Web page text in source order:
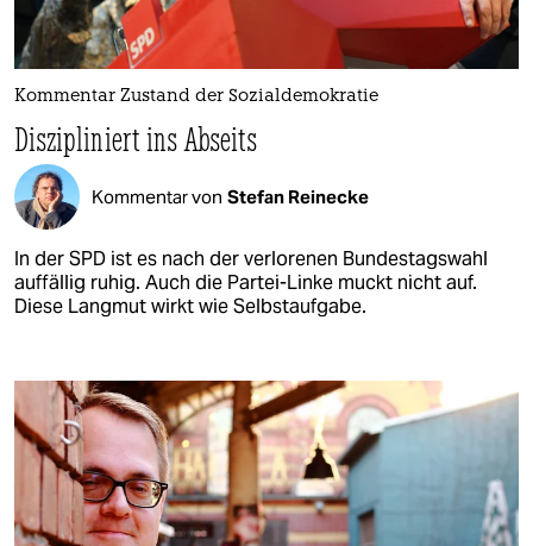
Kommentar Zustand der Sozialdemokratie
Diszipliniert ins Abseits
Kommentar von Stefan Reinecke
In der SPD ist es nach der verlorenen Bundestagswahl
auffällig ruhig. Auch die Partei-Linke muckt nicht auf.
Diese Langmut wirkt wie Selbstaufgabe.